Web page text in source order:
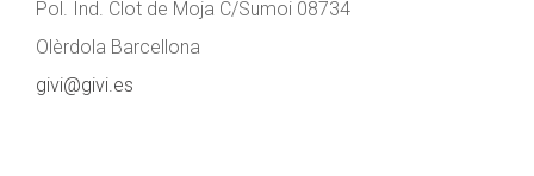
Pol. Ind. Clot de Moja C/Sumoi 08734
Olèrdola Barcellona
givi@givi.es